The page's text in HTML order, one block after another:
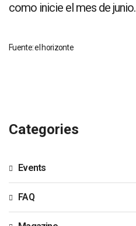
como inicie el mes de junio.
Fuente: el horizonte
Categories
Events
FAQ